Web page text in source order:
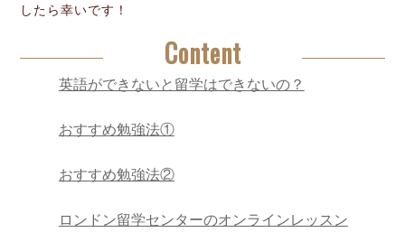
したら幸いです！
Content
英語ができないと留学はできないの？
おすすめ勉強法①
おすすめ勉強法②
ロンドン留学センターのオンラインレッスン